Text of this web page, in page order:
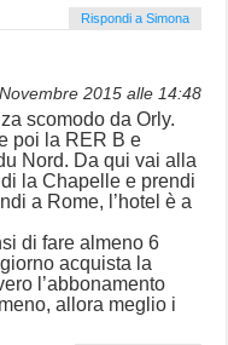
Rispondi a Simona
2015 alle 14:48
scomodo da Orly.
poi la RER B e
Nord. Da qui vai alla
la Chapelle e prendi
a Rome, l’hotel è a
di fare almeno 6
acquista la
l’abbonamento
allora meglio i